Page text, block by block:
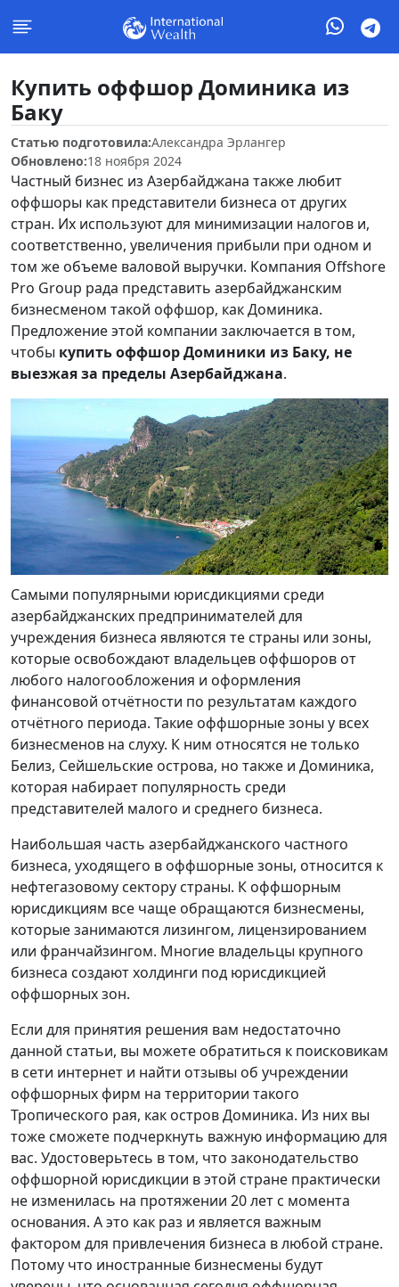
Купить оффшор Доминика из
Баку
Статью подготовила:Александра Эрлангер
Обновлено:18 ноября 2024
Частный бизнес из Азербайджана также любит
оффшоры как представители бизнеса от других
стран. Их используют для минимизации налогов и,
соответственно, увеличения прибыли при одном и
том же объеме валовой выручки. Компания Offshore
Pro Group рада представить азербайджанским
бизнесменом такой оффшор, как Доминика.
Предложение этой компании заключается в том,
чтобы купить оффшор Доминики из Баку, не
выезжая за пределы Азербайджана.
Самыми популярными юрисдикциями среди
азербайджанских предпринимателей для
учреждения бизнеса являются те страны или зоны,
которые освобождают владельцев оффшоров от
любого налогообложения и оформления
финансовой отчётности по результатам каждого
отчётного периода. Такие оффшорные зоны у всех
бизнесменов на слуху. К ним относятся не только
Белиз, Сейшельские острова, но также и Доминика,
которая набирает популярность среди
представителей малого и среднего бизнеса.
Наибольшая часть азербайджанского частного
бизнеса, уходящего в оффшорные зоны, относится к
нефтегазовому сектору страны. К оффшорным
юрисдикциям все чаще обращаются бизнесмены,
которые занимаются лизингом, лицензированием
или франчайзингом. Многие владельцы крупного
бизнеса создают холдинги под юрисдикцией
оффшорных зон.
Если для принятия решения вам недостаточно
данной статьи, вы можете обратиться к поисковикам
в сети интернет и найти отзывы об учреждении
оффшорных фирм на территории такого
Тропического рая, как остров Доминика. Из них вы
тоже сможете подчеркнуть важную информацию для
вас. Удостоверьтесь в том, что законодательство
оффшорной юрисдикции в этой стране практически
не изменилась на протяжении 20 лет с момента
основания. А это как раз и является важным
фактором для привлечения бизнеса в любой стране.
Потому что иностранные бизнесмены будут